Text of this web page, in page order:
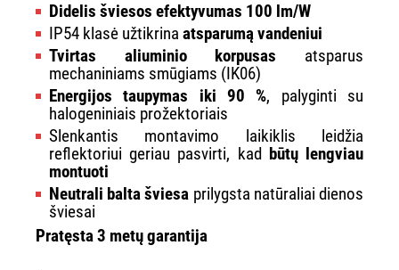
Didelis šviesos efektyvumas 100 lm/W
IP54 klasė užtikrina atsparumą vandeniui
Tvirtas aliuminio korpusas atsparus
mechaniniams smūgiams (IK06)
Energijos taupymas iki 90 %, palyginti su
halogeniniais prožektoriais
Slenkantis montavimo laikiklis leidžia
reflektoriui geriau pasvirti, kad būtų lengviau
montuoti
Neutrali balta šviesa prilygsta natūraliai dienos
šviesai
Pratęsta 3 metų garantija